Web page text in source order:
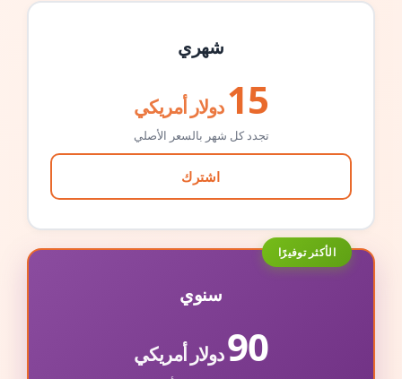
شهري
15 دولار أمريكي
تجدد كل شهر بالسعر الأصلي
اشترك
الأكثر توفيرًا
سنوي
90دولار أمريكي